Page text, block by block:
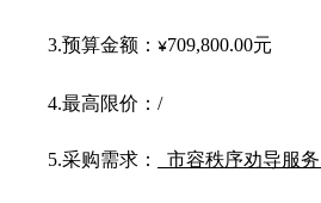
3.预算金额： ¥709,800.00元
4.最高限价：/
5.采购需求： 市容秩序劝导服务